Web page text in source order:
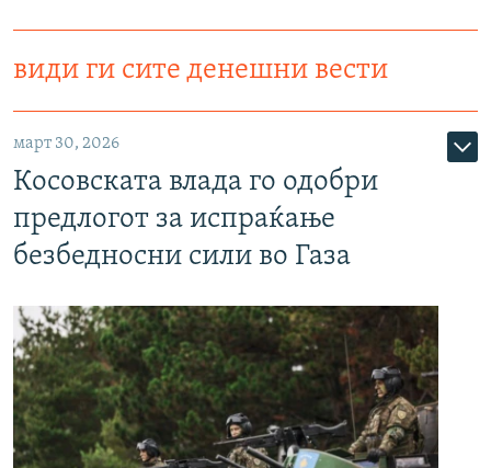
види ги сите денешни вести
март 30, 2026
Косовската влада го одобри
предлогот за испраќање
безбедносни сили во Газа